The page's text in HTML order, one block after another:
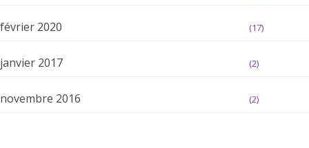
février 2020 (17)
janvier 2017 (2)
novembre 2016 (2)